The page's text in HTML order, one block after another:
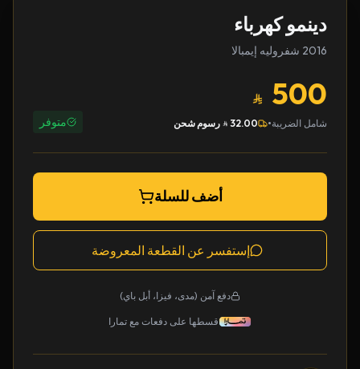
دينمو كهرباء
2016 شفروليه إيمبالا
500
شامل الضريبة•
32.00 رسوم شحن متوفر
أضف للسلة
إستفسر عن القطعة المعروضة
دفع آمن (مدى، فيزا، أبل باي)
قسطها على دفعات مع تمارا